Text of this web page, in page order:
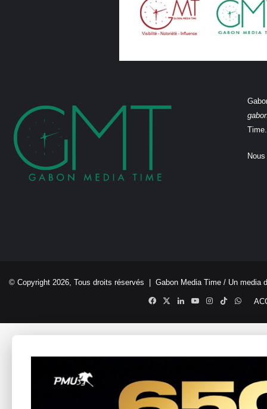
Time.
© Copyright 2026, Tous droits réservés | Gabon Media Time / Un media
Facebook
X LinkedinYouTubeInstagram
TikTok